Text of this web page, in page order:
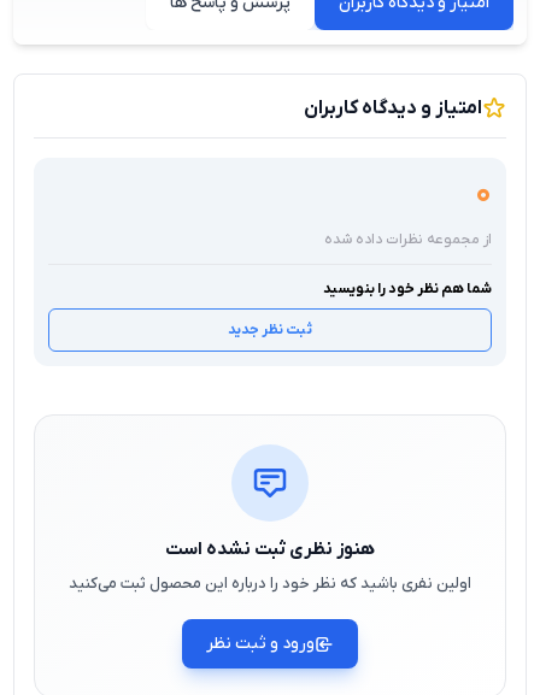
امتیاز و دیدگاه کاربران
0
از مجموعه نظرات داده شده
شما هم نظر خود را بنویسید
ثبت نظر جدید
هنوز نظری ثبت نشده است
اولین نفری باشید که نظر خود را درباره این محصول ثبت می‌کنید
ورود و ثبت نظر